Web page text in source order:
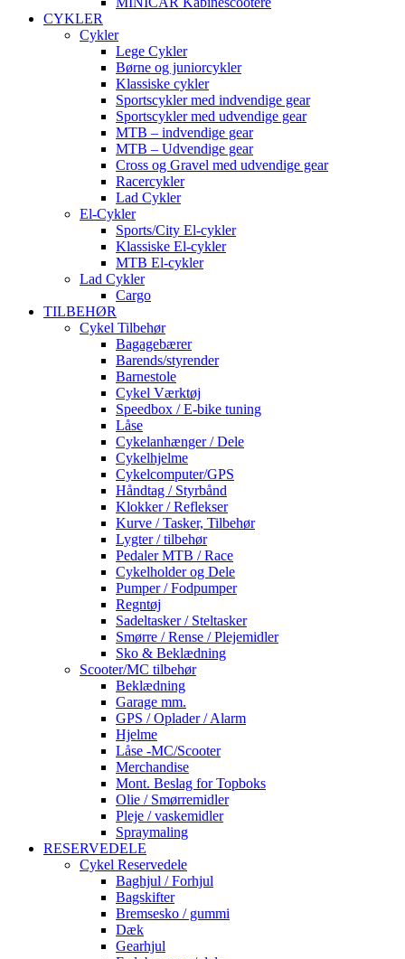
CYKLER
Cykler
Lege Cykler
Børne og juniorcykler
Klassiske cykler
Sportscykler med indvendige gear
Sportscykler med udvendige gear
MTB – indvendige gear
MTB – Udvendige gear
Cross og Gravel med udvendige gear
Racercykler
Lad Cykler
El-Cykler
Sports/City El-cykler
Klassiske El-cykler
MTB El-cykler
Lad Cykler
Cargo
TILBEHØR
Cykel Tilbehør
Bagagebærer
Barends/styrender
Barnestole
Cykel Værktøj
Speedbox / E-bike tuning
Låse
Cykelanhænger / Dele
Cykelhjelme
Cykelcomputer/GPS
Håndtag / Styrbånd
Klokker / Reflekser
Kurve / Tasker, Tilbehør
Lygter / tilbehør
Pedaler MTB / Race
Cykelholder og Dele
Pumper / Fodpumper
Regntøj
Sadeltasker / Steltasker
Smørre / Rense / Plejemidler
Sko & Beklædning
Scooter/MC tilbehør
Beklædning
Garage mm.
GPS / Oplader / Alarm
Hjelme
Låse -MC/Scooter
Merchandise
Mont. Beslag for Topboks
Olie / Smørremidler
Pleje / vaskemidler
Spraymaling
RESERVEDELE
Cykel Reservedele
Baghjul / Forhjul
Bagskifter
Bremsesko / gummi
Dæk
Gearhjul